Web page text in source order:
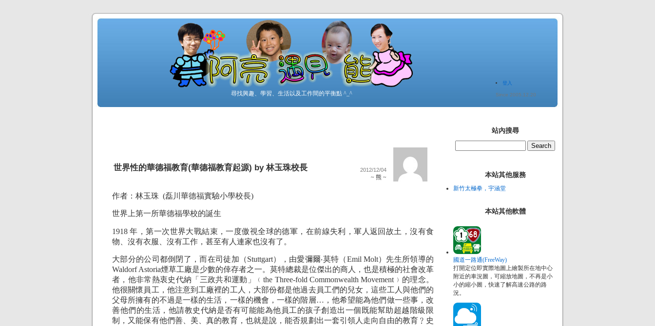
尋找興趣、學習、生活以及工作間的平衡點 ^_^
登入
Since 2005.12.20
世界性的華德福教育(華德福教育起源) by 林玉珠校長 2012/12/04
~ 熊 ~
作者：林玉珠 (磊川華德福實驗小學校長)
世界上第一所華德福學校的誕生
1918 年，第一次世界大戰結束，一度傲視全球的德軍，在前線失利，軍人返回故土，沒有食
物、沒有衣服、沒有工作，甚至有人連家也沒有了。
大部分的公司都倒閉了，而在司徒加（Stuttgart），由愛彌爾‧莫特（Emil Molt）先生所領導的
Waldorf Astoria煙草工廠是少數的倖存者之一。莫特總裁是位傑出的商人，也是積極的社會改革
者，他非常熱衷史代納「三政共和運動」﹙the Three-fold Commonwealth Movement﹚的理念。
他很關懷員工，他注意到工廠裡的工人，大部份都是他過去員工們的兒女，這些工人與他們的
父母所擁有的不過是一樣的生活，一樣的機會，一樣的階層…，他希望能為他們做一些事，改
善他們的生活，他請教史代納是否有可能能為他員工的孩子創造出一個既能幫助超越階級限
制，又能保有他們善、美、真的教育，也就是說，能否規劃出一套引領人走向自由的教育﹖史
站內搜尋
本站其他服務
新竹太極拳，宇涵堂
本站其他軟體
國道一路通(FreeWay)
打開定位即實際地圖上繪製所在地中心
附近的車況圖，可縮放地圖，不再是小
小的縮小圖，快速了解高速公路的路
況。